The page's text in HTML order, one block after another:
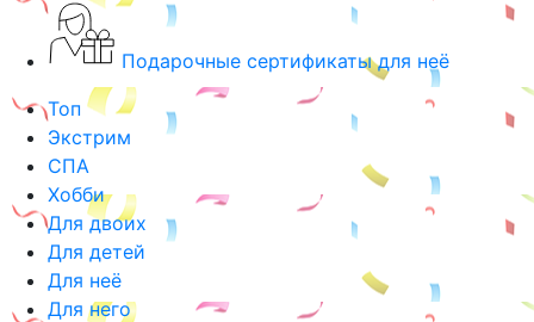
Подарочные сертификаты для неё
Топ
Экстрим
СПА
Хобби
Для двоих
Для детей
Для неё
Для него